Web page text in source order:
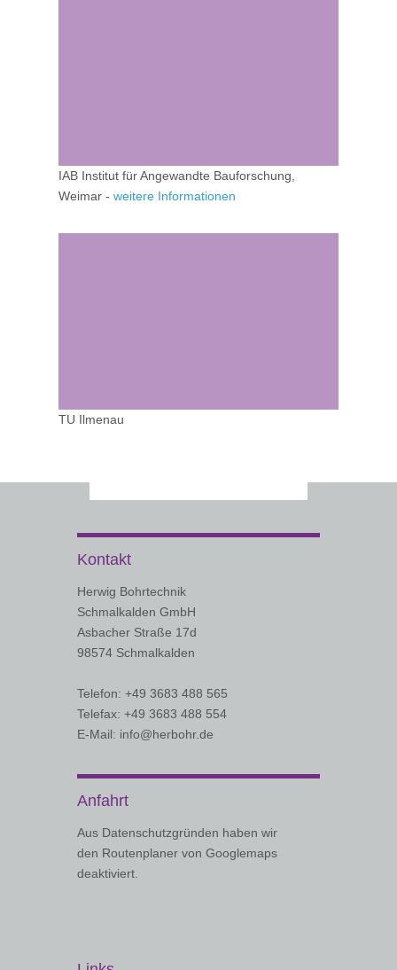
IAB Institut für Angewandte Bauforschung,
Weimar - weitere Informationen
TU Ilmenau
Kontakt
Herwig Bohrtechnik
Schmalkalden GmbH
Asbacher Straße 17d
98574 Schmalkalden
Telefon: +49 3683 488 565
Telefax: +49 3683 488 554
E-Mail: info@herbohr.de
Anfahrt
Aus Datenschutzgründen haben wir
den Routenplaner von Googlemaps
deaktiviert.